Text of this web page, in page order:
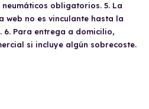
obligatorios. 5. La
web no es vinculante hasta la
Para entrega a domicilio,
si incluye algún sobrecoste.